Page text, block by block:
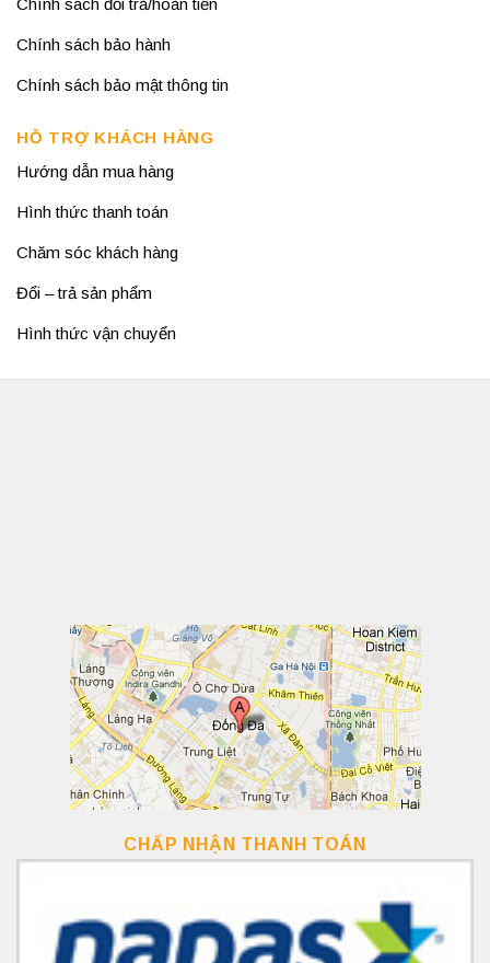
Chính sách đổi trả/hoàn tiền
Chính sách bảo hành
Chính sách bảo mật thông tin
HỖ TRỢ KHÁCH HÀNG
Hướng dẫn mua hàng
Hình thức thanh toán
Chăm sóc khách hàng
Đổi – trả sản phẩm
Hình thức vận chuyển
CHẤP NHẬN THANH TOÁN